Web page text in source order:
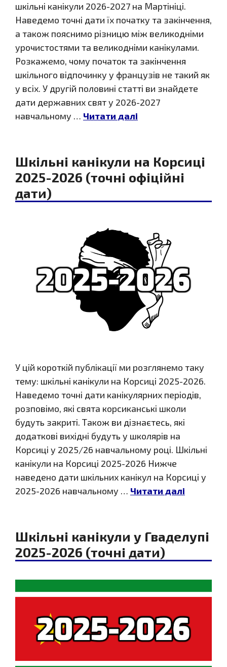
шкільні канікули 2026-2027 на Мартініці.
Наведемо точні дати їх початку та закінчення,
а також пояснимо різницю між великодніми
урочистостями та великодніми канікулами.
Розкажемо, чому початок та закінчення
шкільного відпочинку у французів не такий як
у всіх. У другій половині статті ви знайдете
дати державних свят у 2026-2027
навчальному … Читати далі
Шкільні канікули на Корсиці
2025-2026 (точні офіційні
дати)
У цій короткій публікації ми розглянемо таку
тему: шкільні канікули на Корсиці 2025-2026.
Наведемо точні дати канікулярних періодів,
розповімо, які свята корсиканські школи
будуть закриті. Також ви дізнаєтесь, які
додаткові вихідні будуть у школярів на
Корсиці у 2025/26 навчальному році. Шкільні
канікули на Корсиці 2025-2026 Нижче
наведено дати шкільних канікул на Корсиці у
2025-2026 навчальному … Читати далі
Шкільні канікули у Гваделупі
2025-2026 (точні дати)